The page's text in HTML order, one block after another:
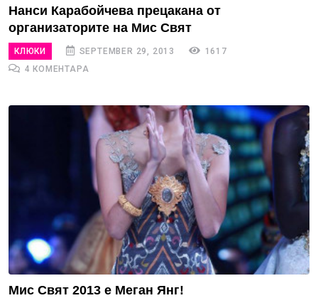
Нанси Карабойчева прецакана от
организаторите на Мис Свят
КЛЮКИ SEPTEMBER 29, 2013
1617
4 КОМЕНТАРА
Мис Свят 2013 е Меган Янг!